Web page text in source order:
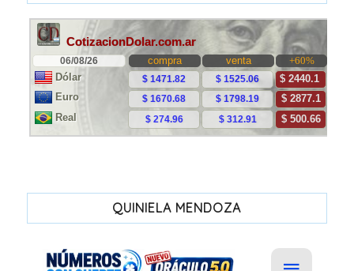
QUINIELA MENDOZA